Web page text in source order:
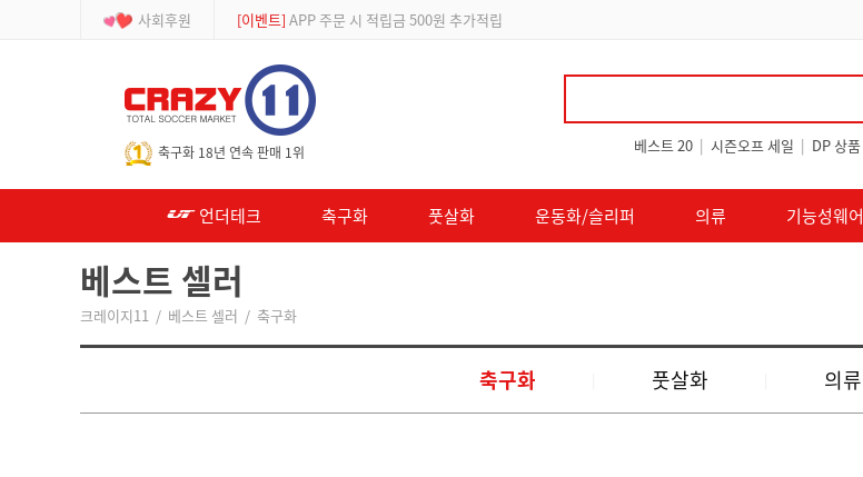
사회후원 [등급제] 회원가입 시 최대 2% 적립 및 할인 쿠폰 지급
축구화 18년 연속 판매 1위 베스트 20 | 시즌오프 세일 | DP 상품
언더테크 축구화 풋살화 운동화/슬리퍼 의류 기능성웨어
베스트 셀러
크레이지11 / 베스트 셀러 / 축구화
축구화 풋살화 의류